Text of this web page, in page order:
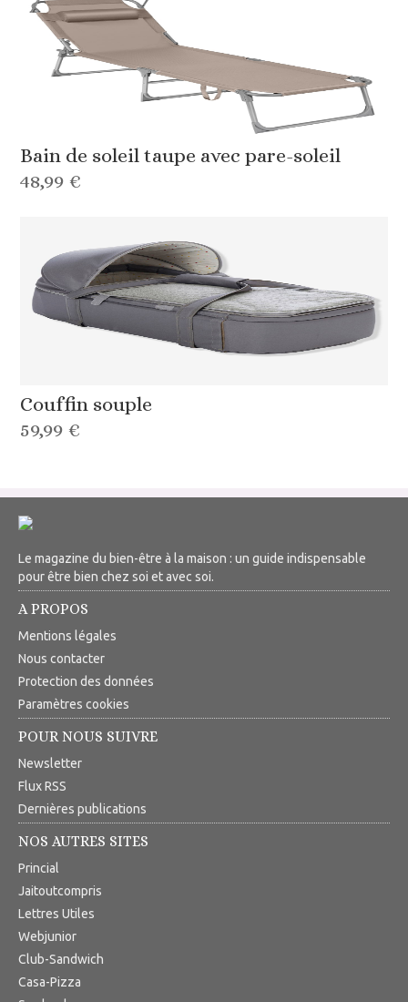
Bain de soleil taupe avec pare-soleil
48,99 €
Couffin souple
59,99 €
Le magazine du bien-être à la maison : un guide indispensable
pour être bien chez soi et avec soi.
A PROPOS
Mentions légales
Nous contacter
Protection des données
Paramètres cookies
POUR NOUS SUIVRE
Newsletter
Flux RSS
Dernières publications
NOS AUTRES SITES
Princial
Jaitoutcompris
Lettres Utiles
Webjunior
Club-Sandwich
Casa-Pizza